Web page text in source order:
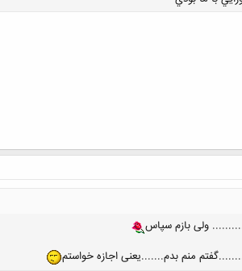
منم بدم.......یعنی اجازه خواستم